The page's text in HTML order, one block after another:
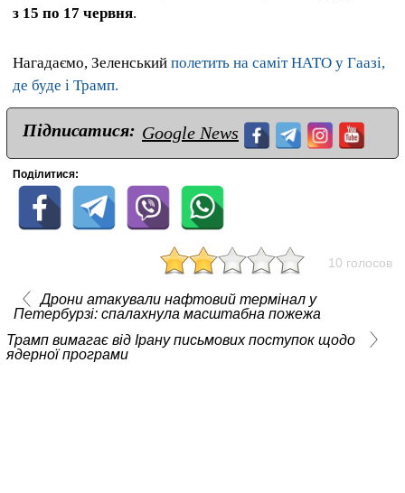
з 15 по 17 червня.
Нагадаємо, Зеленський полетить на саміт НАТО у Гаазі,
де буде і Трамп.
Підписатися: Google News
Поділитися:
10 голосов
Дрони атакували нафтовий термінал у
Петербурзі: спалахнула масштабна пожежа
Трамп вимагає від Ірану письмових поступок щодо
ядерної програми